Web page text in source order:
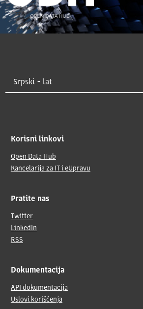
Korisni linkovi
Open Data Hub
Kancelarija za IT i eUpravu
Pratite nas
Twitter
LinkedIn
RSS
Dokumentacija
API dokumentacija
Uslovi korišćenja